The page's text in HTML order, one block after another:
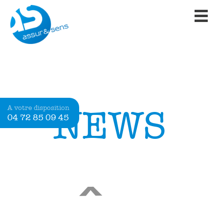
NEWS
ASSUR&SENS EST ARRIVÉ !
LIRE
Bienvenue dans WordPress. Ceci est
votre premier article. Modifiez-le ou
[…]
<